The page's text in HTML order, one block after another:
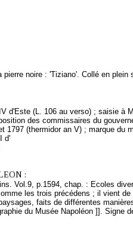
noire : 'Tiziano'. Collé en plein
d'Este (L. 106 au verso) ; saisie à
des commissaires du
1797 (thermidor an V) ; marque du
d'
:
Vol.9, p.1594, chap. : Ecoles
les trois précédens ; il vient
faits de différentes
du Musée Napoléon ]]. Signe